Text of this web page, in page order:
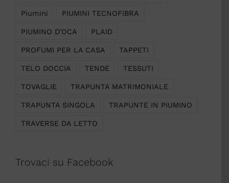
Piumini PIUMINI TECNOFIBRA
PIUMINO D'OCA PLAID
PROFUMI PER LA CASA TAPPETI
TELO DOCCIA TENDE TESSUTI
TOVAGLIE TRAPUNTA MATRIMONIALE
TRAPUNTA SINGOLA TRAPUNTE IN PIUMINO
TRAVERSE DA LETTO
Trovaci su Facebook